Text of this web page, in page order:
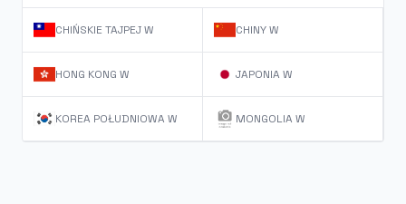
CHIŃSKIE TAJPEJ W CHINY W
HONG KONG W JAPONIA W
KOREA POŁUDNIOWA W MONGOLIA W